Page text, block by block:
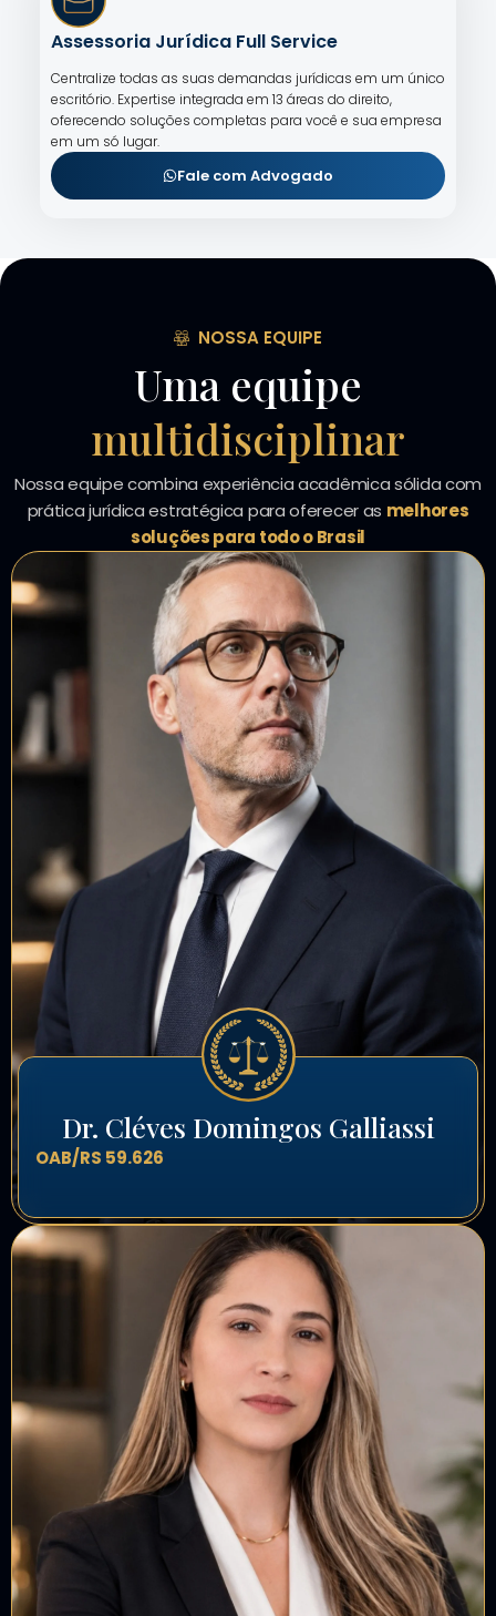
Assessoria Jurídica Full Service
Centralize todas as suas demandas jurídicas em um único
escritório. Expertise integrada em 13 áreas do direito,
oferecendo soluções completas para você e sua empresa
em um só lugar.
Fale com Advogado
NOSSA EQUIPE
Uma equipe
multidisciplinar
Nossa equipe combina experiência acadêmica sólida com
prática jurídica estratégica para oferecer as melhores
soluções para todo o Brasil
Dr. Cléves Domingos Galliassi
OAB/RS 59.626